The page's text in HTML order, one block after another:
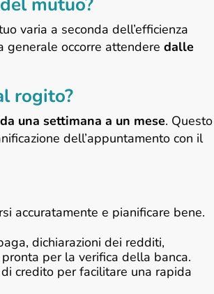
varia a seconda dell’efficienza
generale occorre attendere dalle
rogito?
da una settimana a un mese. Questo
dell’appuntamento con il
accuratamente e pianificare bene.
dichiarazioni dei redditi,
per la verifica della banca.
credito per facilitare una rapida